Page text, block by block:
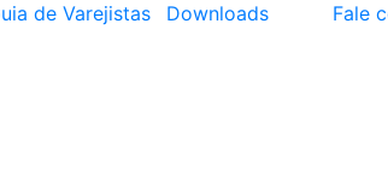
de Varejistas Downloads
Fale